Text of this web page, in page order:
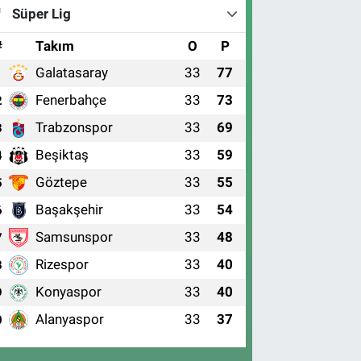
Süper Lig
Takım O P
Galatasaray 33 77
Fenerbahçe 33 73
Trabzonspor 33 69
Beşiktaş 33 59
Göztepe 33 55
Başakşehir 33 54
Samsunspor 33 48
Rizespor 33 40
Konyaspor 33 40
Alanyaspor 33 37